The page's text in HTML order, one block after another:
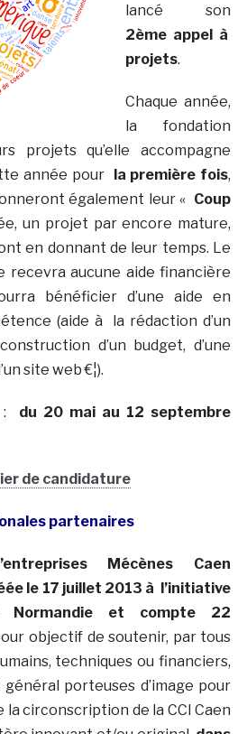
lancé son
2ème appel à
projets.
Chaque année,
la fondation
projets qu’elle accompagne
année pour la première fois,
également leur « Coup
un projet par encore mature,
en donnant de leur temps. Le
recevra aucune aide financière
bénéficier d’une aide en
(aide à la rédaction d’un
d’un budget, d’une
site web €¦).
: du 20 mai au 12 septembre
de candidature
partenaires
Mécènes Caen
le 17 juillet 2013 à l’initiative
et compte 22
objectif de soutenir, par tous
techniques ou financiers,
porteuses d’image pour
circonscription de la CCI Caen